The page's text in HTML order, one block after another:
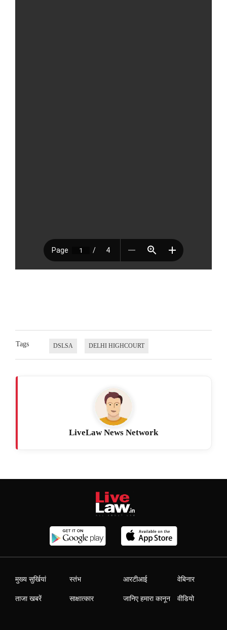
Tags DSLSA DELHI HIGHCOURT
LiveLaw News Network
मुख्य सुर्खियां
ताजा खबरें
स्तंभ
साक्षात्कार
आरटीआई
जानिए हमारा कानून
वेबिनार
वीडियो